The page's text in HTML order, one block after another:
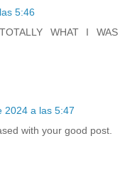
5:46
WHAT I WAS
2024 a las 5:47
with your good post.